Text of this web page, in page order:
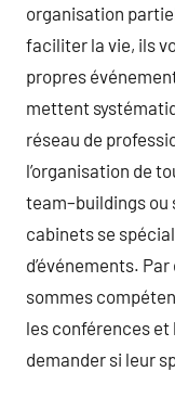
organisation
faciliter la vie, ils
propres
mettent
réseau de
l’organisation de
team–buildings ou
cabinets se
d’événements.
sommes
les conférences et
demander si leur